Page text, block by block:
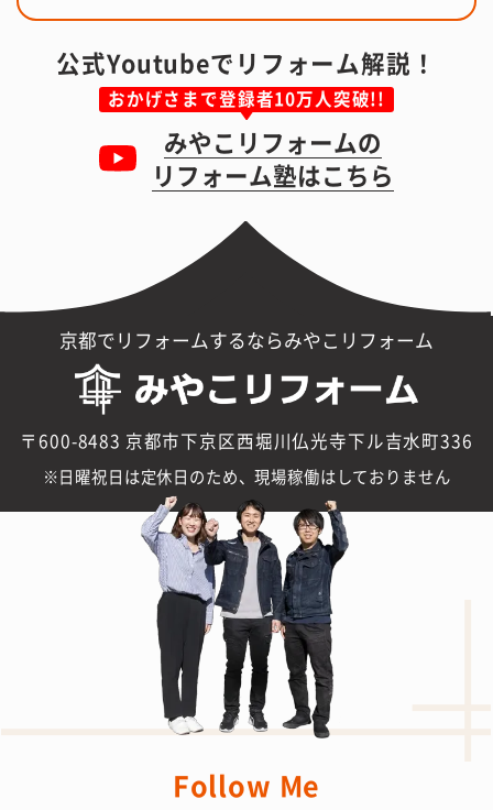
公式Youtubeでリフォーム解説！
おかげさまで登録者10万人突破!!
みやこリフォームの
リフォーム塾はこちら
京都でリフォームするならみやこリフォーム
〒600-8483 京都市下京区西堀川仏光寺下ル吉水町336
日曜祝日は定休日のため、現場稼働はしておりません
Follow Me